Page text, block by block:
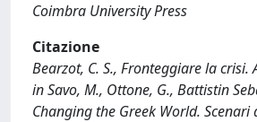
Coimbra University Press
Citazione
Bearzot, C. S., Fronteggiare la crisi.
in Savo, M., Ottone, G., Battistin
Changing the Greek World.